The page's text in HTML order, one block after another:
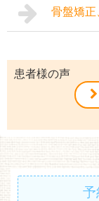
骨盤矯正
患者様の声
予